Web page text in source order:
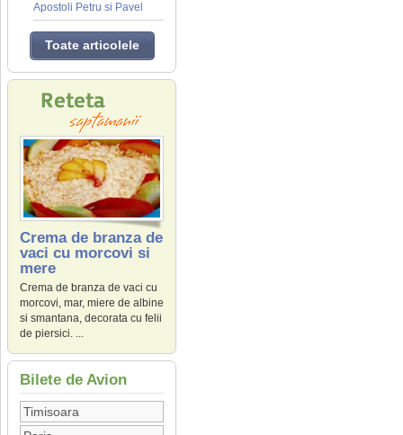
Apostoli Petru si Pavel
Toate articolele
Crema de branza de
vaci cu morcovi si
mere
Crema de branza de vaci cu
morcovi, mar, miere de albine
si smantana, decorata cu felii
de piersici. ...
Bilete de Avion